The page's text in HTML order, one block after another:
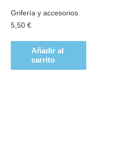
Grifería y accesorios
5,50 €
Añadir al
carrito